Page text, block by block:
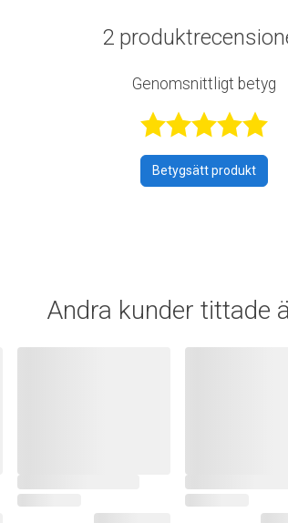
2
Genomsnittligt betyg
Betygsätt produkt
Andra kunder tittade